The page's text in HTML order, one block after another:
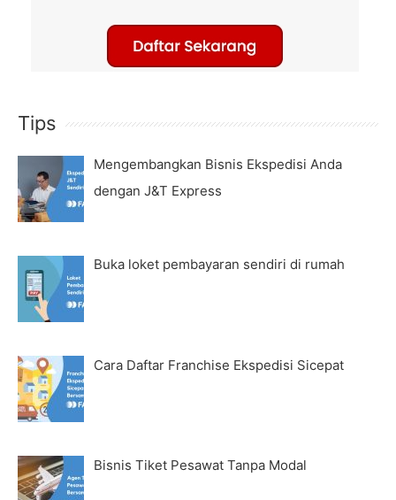
Tips
Mengembangkan Bisnis Ekspedisi Anda
dengan J&T Express
Buka loket pembayaran sendiri di rumah
Cara Daftar Franchise Ekspedisi Sicepat
Bisnis Tiket Pesawat Tanpa Modal